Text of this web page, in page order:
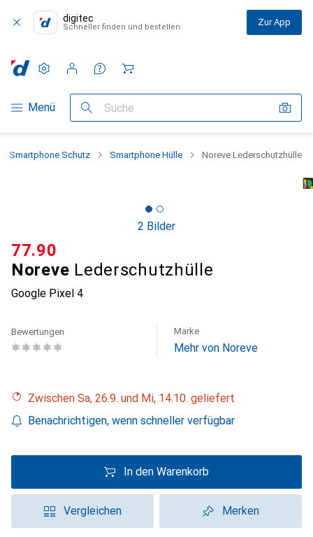
digitec
Schneller finden und bestellen Zur App
Navigation nach Kategorien
Menü Suche
Einstellungen
Kundenkonto
Vergleichslisten
Merklisten
Warenkorb
Smartphone Schutz Smartphone Hülle Noreve Lederschutzhülle
2 Bilder
Noreve Lederschutzhülle
Google Pixel 4
CHF
77.90
Bewertungen Marke
Mehr von Noreve
Zwischen Sa, 26.9. und Mi, 14.10. geliefert
Benachrichtigen, wenn schneller verfügbar
In den Warenkorb
Vergleichen Merken